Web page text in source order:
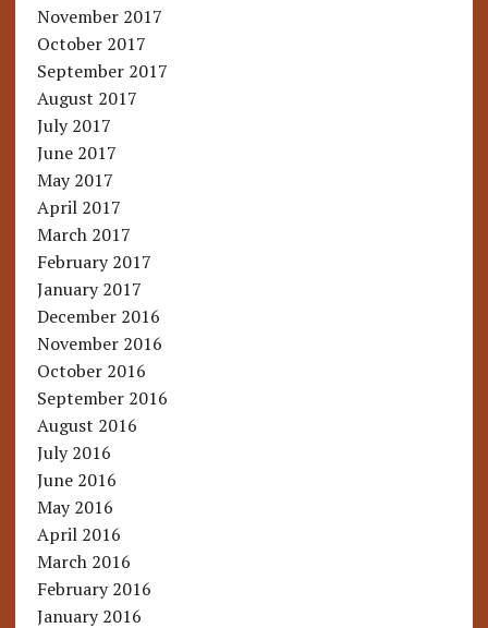
November 2017
October 2017
September 2017
August 2017
July 2017
June 2017
May 2017
April 2017
March 2017
February 2017
January 2017
December 2016
November 2016
October 2016
September 2016
August 2016
July 2016
June 2016
May 2016
April 2016
March 2016
February 2016
January 2016